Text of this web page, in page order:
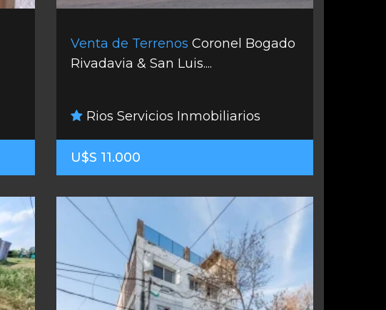
Venta de Terrenos Coronel Bogado
Rivadavia & San Luis....
Rios Servicios Inmobiliarios
U$S 11.000